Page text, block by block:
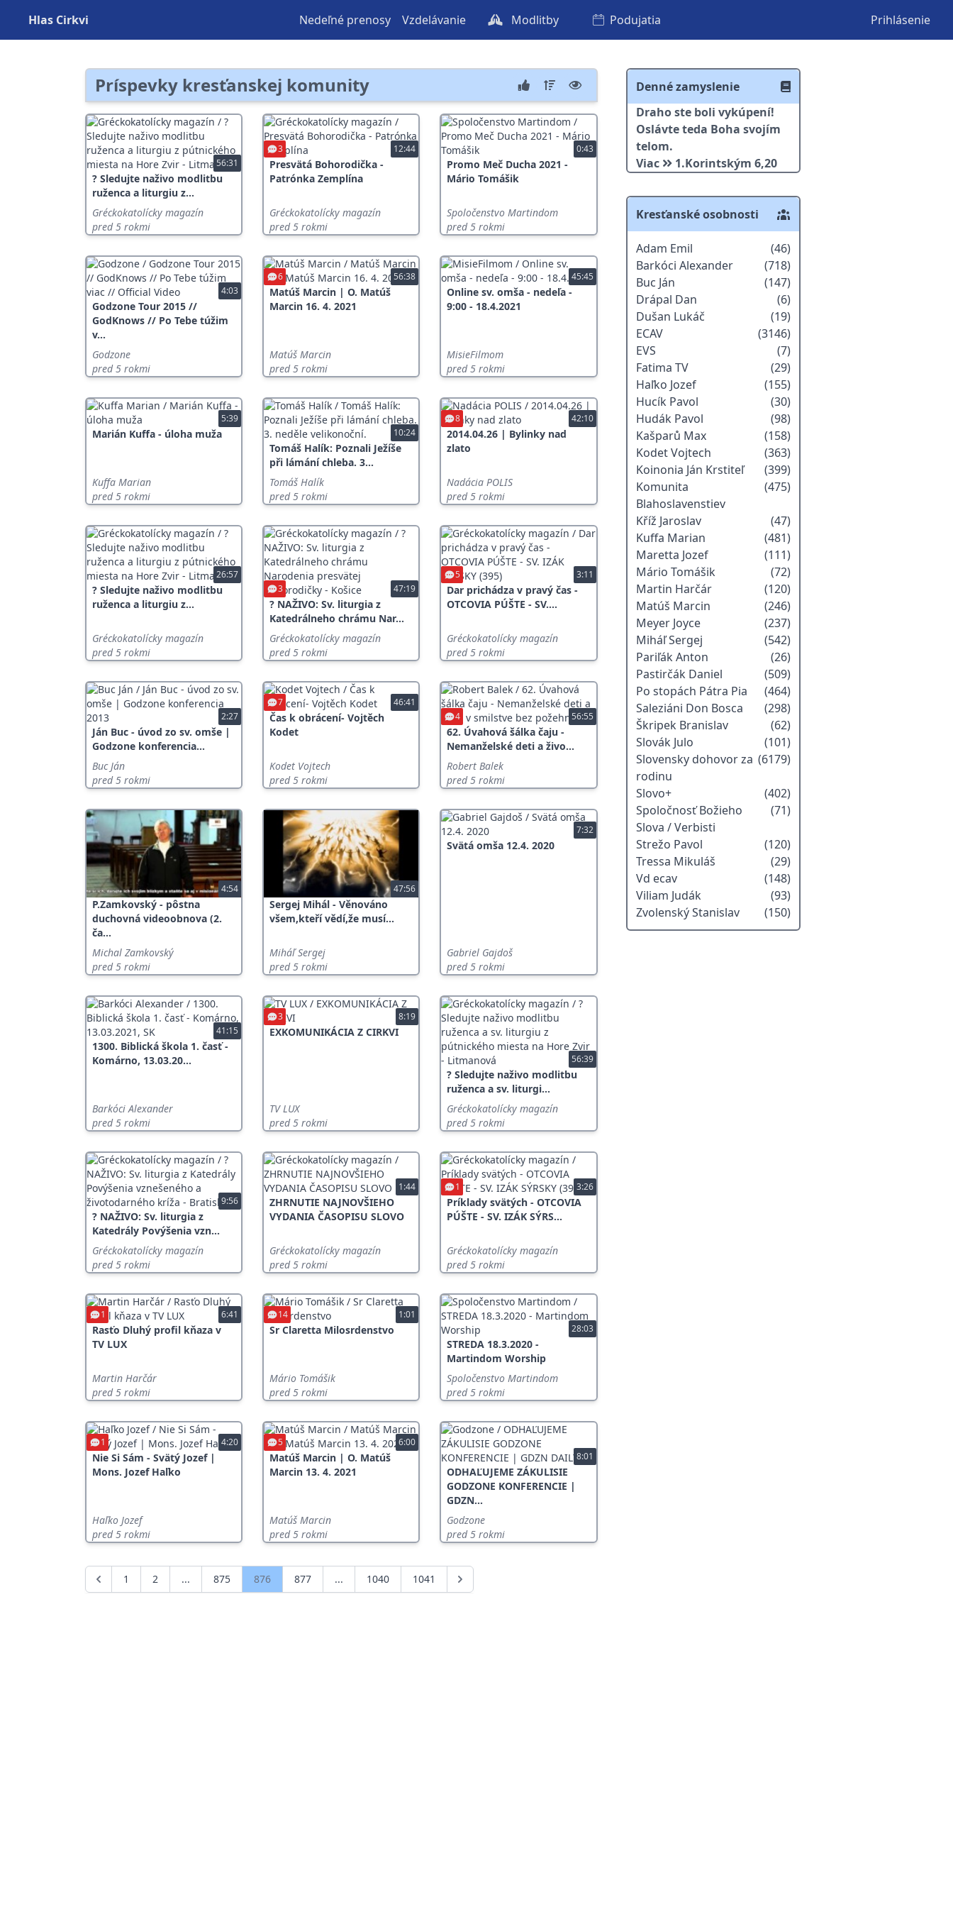
Hlas Cirkvi Nedeľné prenosy Vzdelávanie Modlitby Podujatia Prihlásenie
Príspevky kresťanskej komunity
56:31
? Sledujte naživo modlitbu
ruženca a liturgiu z...
Gréckokatolícky magazín
pred 5 rokmi
12:44
3
Presvätá Bohorodička -
Patrónka Zemplína
Gréckokatolícky magazín
pred 5 rokmi
0:43
Promo Meč Ducha 2021 -
Mário Tomášik
Spoločenstvo Martindom
pred 5 rokmi
4:03
Godzone Tour 2015 //
GodKnows // Po Tebe túžim
v...
Godzone
pred 5 rokmi
56:38
6
Matúš Marcin | O. Matúš
Marcin 16. 4. 2021
Matúš Marcin
pred 5 rokmi
45:45
Online sv. omša - nedeľa -
9:00 - 18.4.2021
MisieFilmom
pred 5 rokmi
5:39
Marián Kuffa - úloha muža
Kuffa Marian
pred 5 rokmi
10:24
Tomáš Halík: Poznali Ježíše
při lámání chleba. 3...
Tomáš Halík
pred 5 rokmi
42:10
8
2014.04.26 | Bylinky nad
zlato
Nadácia POLIS
pred 5 rokmi
26:57
? Sledujte naživo modlitbu
ruženca a liturgiu z...
Gréckokatolícky magazín
pred 5 rokmi
47:19
3
? NAŽIVO: Sv. liturgia z
Katedrálneho chrámu Nar...
Gréckokatolícky magazín
pred 5 rokmi
3:11
5
Dar prichádza v pravý čas -
OTCOVIA PÚŠTE - SV....
Gréckokatolícky magazín
pred 5 rokmi
2:27
Ján Buc - úvod zo sv. omše |
Godzone konferencia...
Buc Ján
pred 5 rokmi
46:41
7
Čas k obrácení- Vojtěch
Kodet
Kodet Vojtech
pred 5 rokmi
56:55
4
62. Úvahová šálka čaju -
Nemanželské deti a živo...
Robert Balek
pred 5 rokmi
4:54
P.Zamkovský - pôstna
duchovná videoobnova (2.
ča...
Michal Zamkovský
pred 5 rokmi
47:56
Sergej Mihál - Věnováno
všem,kteří vědí,že musí...
Miháľ Sergej
pred 5 rokmi
7:32
Svätá omša 12.4. 2020
Gabriel Gajdoš
pred 5 rokmi
41:15
1300. Biblická škola 1. časť -
Komárno, 13.03.20...
Barkóci Alexander
pred 5 rokmi
8:19
3
EXKOMUNIKÁCIA Z CIRKVI
TV LUX
pred 5 rokmi
56:39
? Sledujte naživo modlitbu
ruženca a sv. liturgi...
Gréckokatolícky magazín
pred 5 rokmi
9:56
? NAŽIVO: Sv. liturgia z
Katedrály Povýšenia vzn...
Gréckokatolícky magazín
pred 5 rokmi
1:44
ZHRNUTIE NAJNOVŠIEHO
VYDANIA ČASOPISU SLOVO
Gréckokatolícky magazín
pred 5 rokmi
3:26
1
Príklady svätých - OTCOVIA
PÚŠTE - SV. IZÁK SÝRS...
Gréckokatolícky magazín
pred 5 rokmi
6:41
1
Rasťo Dluhý profil kňaza v
TV LUX
Martin Harčár
pred 5 rokmi
1:01
14
Sr Claretta Milosrdenstvo
Mário Tomášik
pred 5 rokmi
28:03
STREDA 18.3.2020 -
Martindom Worship
Spoločenstvo Martindom
pred 5 rokmi
4:20
1
Nie Si Sám - Svätý Jozef |
Mons. Jozef Haľko
Haľko Jozef
pred 5 rokmi
6:00
5
Matúš Marcin | O. Matúš
Marcin 13. 4. 2021
Matúš Marcin
pred 5 rokmi
8:01
ODHAĽUJEME ZÁKULISIE
GODZONE KONFERENCIE |
GDZN...
Godzone
pred 5 rokmi
1 2 ... 875 876 877 ... 1040 1041
Denné zamyslenie
Draho ste boli vykúpení!
Oslávte teda Boha svojím
telom.
Viac
1.Korintským 6,20
Kresťanské osobnosti
Adam Emil
(46)
Barkóci Alexander
(718)
Buc Ján
(147)
Drápal Dan
(6)
Dušan Lukáč
(19)
ECAV
(3146)
EVS
(7)
Fatima TV
(29)
Haľko Jozef
(155)
Hucík Pavol
(30)
Hudák Pavol
(98)
Kašparů Max
(158)
Kodet Vojtech
(363)
Koinonia Ján Krstiteľ
(399)
Komunita
Blahoslavenstiev
(475)
Kříž Jaroslav
(47)
Kuffa Marian
(481)
Maretta Jozef
(111)
Mário Tomášik
(72)
Martin Harčár
(120)
Matúš Marcin
(246)
Meyer Joyce
(237)
Miháľ Sergej
(542)
Pariľák Anton
(26)
Pastirčák Daniel
(509)
Po stopách Pátra Pia
(464)
Saleziáni Don Bosca
(298)
Škripek Branislav
(62)
Slovák Julo
(101)
Slovensky dohovor za
rodinu
(6179)
Slovo+
(402)
Spoločnosť Božieho
Slova / Verbisti
(71)
Strežo Pavol
(120)
Tressa Mikuláš
(29)
Vd ecav
(148)
Viliam Judák
(93)
Zvolenský Stanislav
(150)